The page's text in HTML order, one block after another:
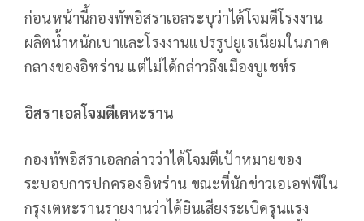
ก่อนหน้านี้กองทัพอิสราเอลระบุว่าได้โจมตีโรงงาน
ผลิตน้ำหนักเบาและโรงงานแปรรูปยูเรเนียมในภาค
กลางของอิหร่าน แต่ไม่ได้กล่าวถึงเมืองบูเชห์ร
อิสราเอลโจมตีเตหะราน
กองทัพอิสราเอลกล่าวว่าได้โจมตีเป้าหมายของ
ระบอบการปกครองอิหร่าน ขณะที่นักข่าวเอเอฟพีใน
กรุงเตหะรานรายงานว่าได้ยินเสียงระเบิดรุนแรง